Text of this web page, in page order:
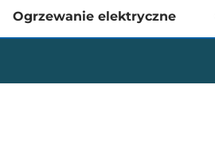
Ogrzewanie elektryczne